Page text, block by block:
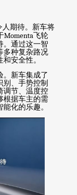
人期待。新车将
Momenta飞轮
。通过这一智
多种复杂路况
安全性。
。新车集成了
、手势控制
调节、温度控
根据车主的需
化的乐趣。